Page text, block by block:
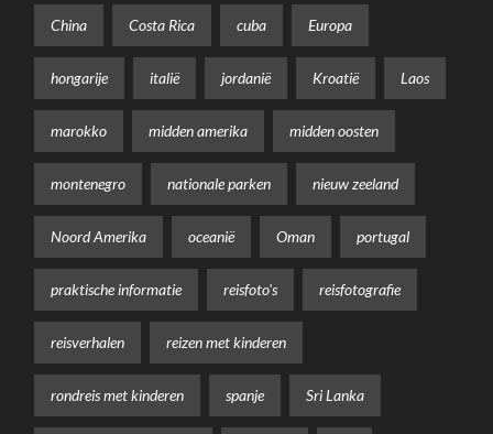
China Costa Rica cuba Europa
hongarije italië jordanië Kroatië Laos
marokko midden amerika midden oosten
montenegro nationale parken nieuw zeeland
Noord Amerika oceanië Oman portugal
praktische informatie reisfoto's reisfotografie
reisverhalen reizen met kinderen
rondreis met kinderen spanje Sri Lanka